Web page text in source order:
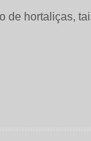
de hortaliças,